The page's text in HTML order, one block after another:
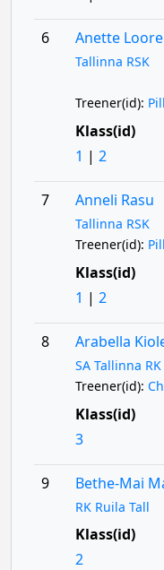
6 Anette
Tallinna RSK
Treener(id):
Klass(id)
1 | 2
7 Anneli Rasu
Tallinna RSK
Treener(id):
Klass(id)
1 | 2
8 Arabella
SA Tallinna RK
Treener(id):
Klass(id)
3
9 Bethe-Mai
RK Ruila Tall
Klass(id)
2